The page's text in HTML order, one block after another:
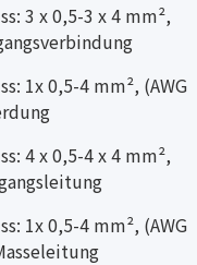
3 x 0,5-3 x 4 mm²,
1x 0,5-4 mm², (AWG
4 x 0,5-4 x 4 mm²,
1x 0,5-4 mm², (AWG